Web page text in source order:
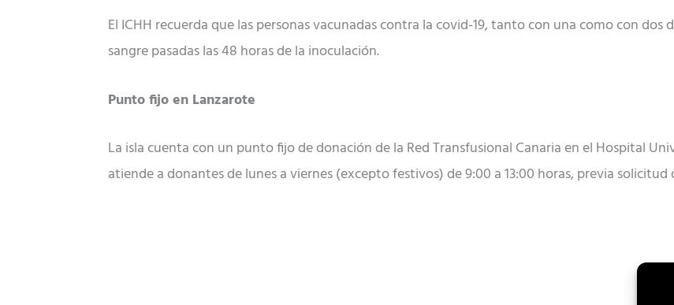
El ICHH recuerda que las personas vacunadas contra la covid-19, tanto con una como con dos
sangre pasadas las 48 horas de la inoculación.
Punto fijo en Lanzarote
La isla cuenta con un punto fijo de donación de la Red Transfusional Canaria en el Hospital
atiende a donantes de lunes a viernes (excepto festivos) de 9:00 a 13:00 horas, previa